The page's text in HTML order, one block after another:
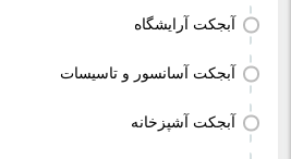
آبجکت آرایشگاه
آبجکت آسانسور و تاسیسات
آبجکت آشپزخانه